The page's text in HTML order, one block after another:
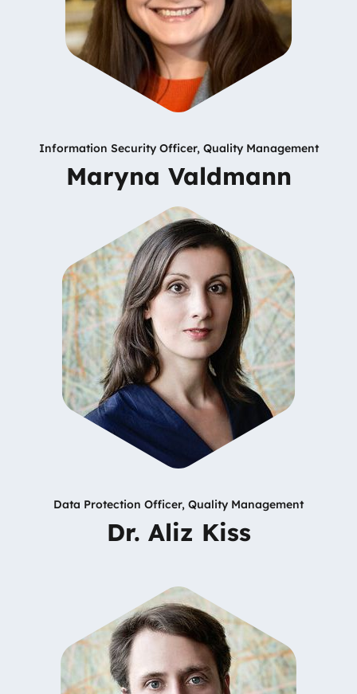
Information Security Officer, Quality Management
Maryna Valdmann
Data Protection Officer, Quality Management
Dr. Aliz Kiss